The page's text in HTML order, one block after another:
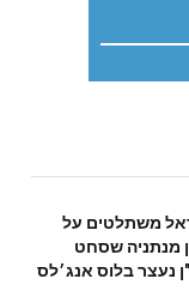
משתלטים על
מנתניה שסחט
נעצר בלוס אנג׳לס